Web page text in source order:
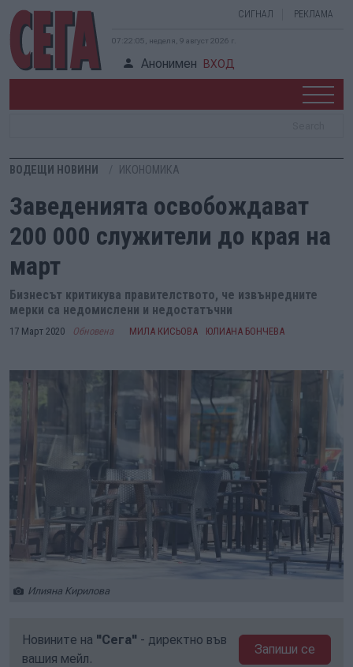
СИГНАЛ РЕКЛАМА
07:22:05, неделя, 9 август 2026 г.
Анонимен ВХОД
ВОДЕЩИ НОВИНИ ИКОНОМИКА
Заведенията освобождават
200 000 служители до края на
март
Бизнесът критикува правителството, че извънредните
мерки са недомислени и недостатъчни
17 Март 2020 Обновена МИЛА КИСЬОВА ЮЛИАНА БОНЧЕВА
Илияна Кирилова
Новините на "Сега" - директно във
вашия мейл.
Запиши се